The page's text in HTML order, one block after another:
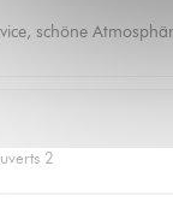
schöne
2